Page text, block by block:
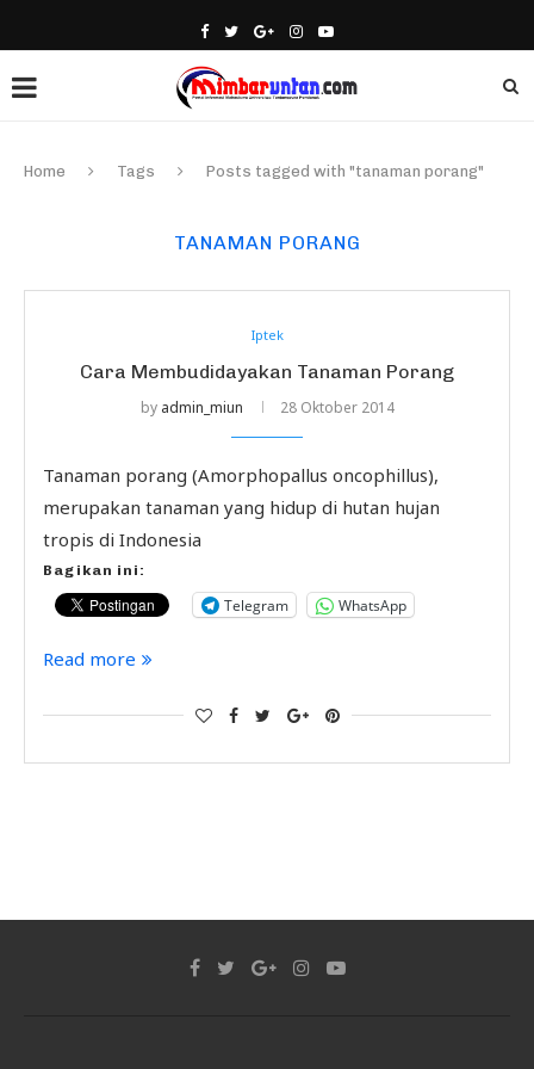
Home Tags Posts tagged with "tanaman porang"
TANAMAN PORANG
Iptek
Cara Membudidayakan Tanaman Porang
by admin_miun 28 Oktober 2014
Tanaman porang (Amorphopallus oncophillus),
merupakan tanaman yang hidup di hutan hujan
tropis di Indonesia
Bagikan ini:
Telegram WhatsApp
Read more